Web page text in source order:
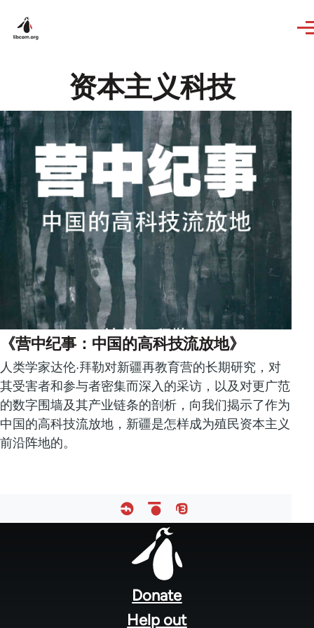
资本主义科技
《营中纪事：中国的高科技流放地》
人类学家达伦·拜勒对新疆再教育营的长期研究，对
其受害者和参与者密集而深入的采访，以及对更广范
的数字围墙及其产业链条的剖析，向我们揭示了作为
中国的高科技流放地，新疆是怎样成为殖民资本主义
前沿阵地的。
Donate
Help out